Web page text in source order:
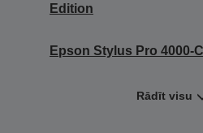
Edition
Epson Stylus Pro 4000-
Rādīt visu